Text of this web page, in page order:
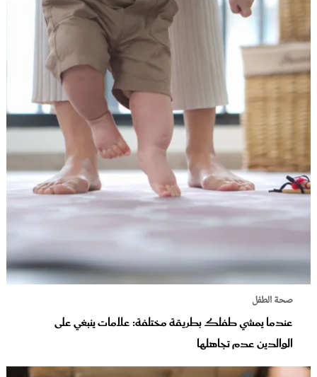
صحة الطفل
عندما يمشي طفلك بطريقة مختلفة: علامات ينبغي على
الوالدين عدم تجاهلها